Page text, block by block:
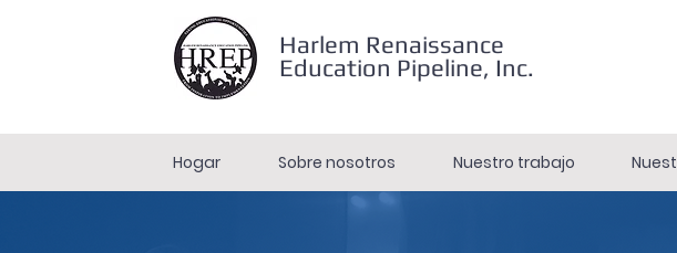
Harlem Renaissance
Education Pipeline, Inc.
Hogar Sobre nosotros Nuestro trabajo